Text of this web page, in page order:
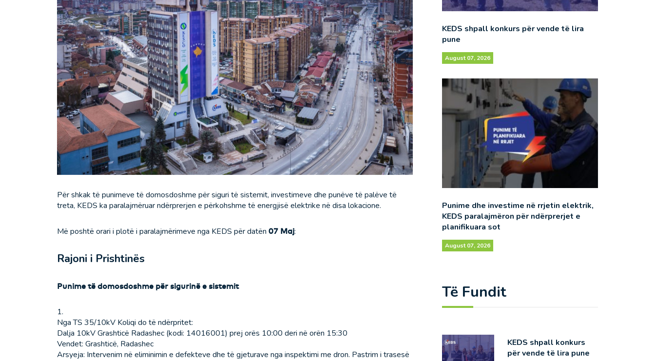
Për shkak të punimeve të domosdoshme për siguri të sistemit, investimeve dhe punëve të palëve të
treta, KEDS ka paralajmëruar ndërprerjen e përkohshme të energjisë elektrike në disa lokacione.
Më poshtë orari i plotë i paralajmërimeve nga KEDS për datën 07 Maj:
Rajoni i Prishtinës
Punime të domosdoshme për sigurinë e sistemit
1.
Nga TS 35/10kV Koliqi do të ndërpritet:
Dalja 10kV Grashticë Radashec (kodi: 14016001) prej orës 10:00 deri në orën 15:30
Vendet: Grashticë, Radashec
Arsyeja: Intervenim në eliminimin e defekteve dhe të gjeturave nga inspektimi me dron. Pastrim i trasesë
KEDS shpall konkurs për vende të lira
pune
August 07, 2026
Punime dhe investime në rrjetin elektrik,
KEDS paralajmëron për ndërprerjet e
planifikuara sot
August 07, 2026
Të Fundit
KEDS shpall konkurs
për vende të lira pune